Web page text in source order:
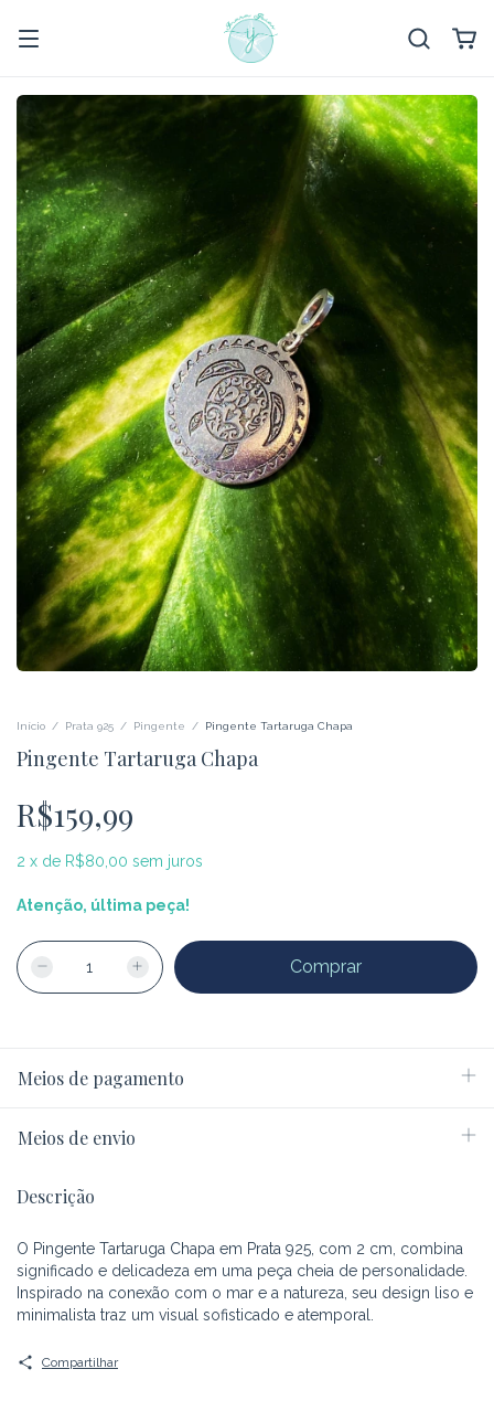
Início / Prata 925 / Pingente / Pingente Tartaruga Chapa
Pingente Tartaruga Chapa
R$159,99
2 x de R$80,00 sem juros
Atenção, última peça!
Meios de pagamento
Meios de envio
Descrição
O Pingente Tartaruga Chapa em Prata 925, com 2 cm, combina
significado e delicadeza em uma peça cheia de personalidade.
Inspirado na conexão com o mar e a natureza, seu design liso e
minimalista traz um visual sofisticado e atemporal.
Compartilhar